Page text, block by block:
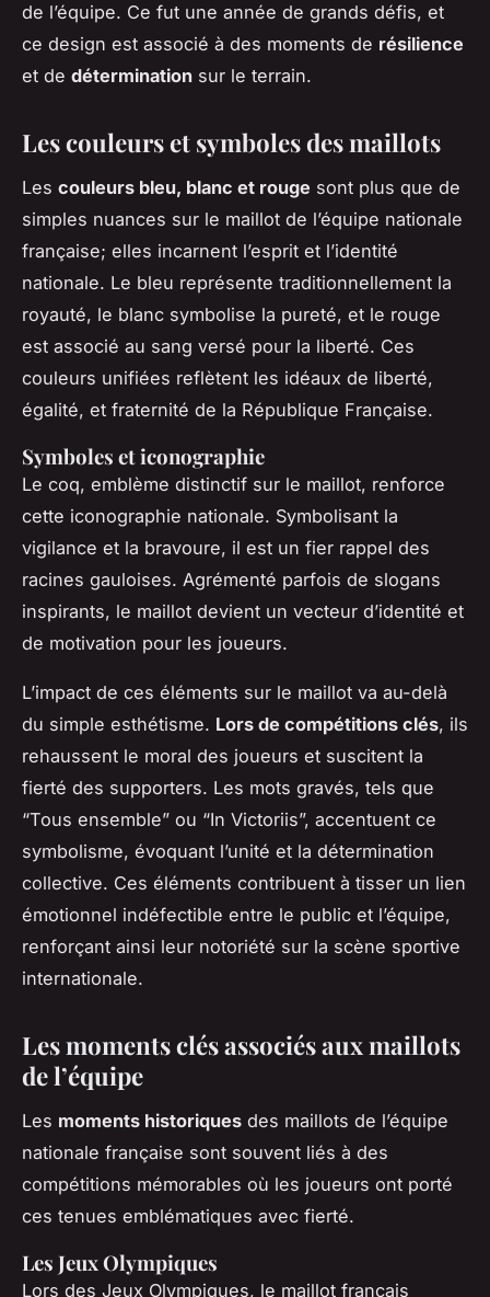
de l’équipe. Ce fut une année de grands défis, et
ce design est associé à des moments de résilience
et de détermination sur le terrain.
Les couleurs et symboles des maillots
Les couleurs bleu, blanc et rouge sont plus que de
simples nuances sur le maillot de l’équipe nationale
française; elles incarnent l’esprit et l’identité
nationale. Le bleu représente traditionnellement la
royauté, le blanc symbolise la pureté, et le rouge
est associé au sang versé pour la liberté. Ces
couleurs unifiées reflètent les idéaux de liberté,
égalité, et fraternité de la République Française.
Symboles et iconographie
Le coq, emblème distinctif sur le maillot, renforce
cette iconographie nationale. Symbolisant la
vigilance et la bravoure, il est un fier rappel des
racines gauloises. Agrémenté parfois de slogans
inspirants, le maillot devient un vecteur d’identité et
de motivation pour les joueurs.
L’impact de ces éléments sur le maillot va au-delà
du simple esthétisme. Lors de compétitions clés, ils
rehaussent le moral des joueurs et suscitent la
fierté des supporters. Les mots gravés, tels que
“Tous ensemble” ou “In Victoriis”, accentuent ce
symbolisme, évoquant l’unité et la détermination
collective. Ces éléments contribuent à tisser un lien
émotionnel indéfectible entre le public et l’équipe,
renforçant ainsi leur notoriété sur la scène sportive
internationale.
Les moments clés associés aux maillots
de l’équipe
Les moments historiques des maillots de l’équipe
nationale française sont souvent liés à des
compétitions mémorables où les joueurs ont porté
ces tenues emblématiques avec fierté.
Les Jeux Olympiques
Lors des Jeux Olympiques, le maillot français